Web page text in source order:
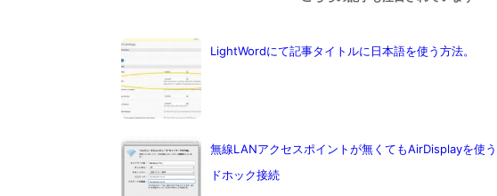
LightWordにて記事タイトルに日本語を使う方法。
無線LANアクセスポイントが無くてもAirDisplayを使
ドホック接続